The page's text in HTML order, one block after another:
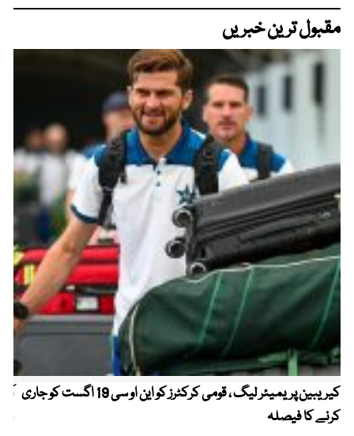
مقبول ترین خبریں
کیریبین پریمیئر لیگ ، قومی کرکٹرز کو این او سی 19 اگست کو جاری
کرنے کا فیصلہ